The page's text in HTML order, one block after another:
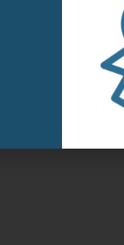
sessions à